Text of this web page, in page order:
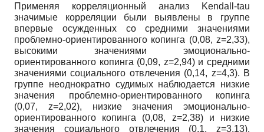
Применяя корреляционный анализ Kendall-tau
значимые корреляции были выявлены в группе
впервые осужденных со средними значениями
проблемно-ориентированного копинга (0,08, z=2,33),
высокими значениями эмоционально-
ориентированного копинга (0,09, z=2,94) и средними
значениями социального отвлечения (0,14, z=4,3). В
группе неоднократно судимых наблюдается низкие
значения проблемно-ориентированного копинга
(0,07, z=2,02), низкие значения эмоционально-
ориентированного копинга (0,08, z=2,38) и низкие
значения социального отвлечения (0,1, z=3,13).